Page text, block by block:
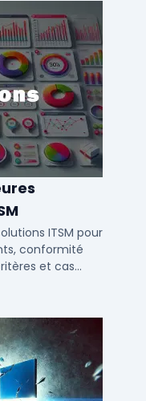
ITSM pour
conformité
et cas